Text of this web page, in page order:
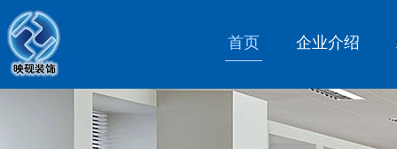
首页 企业介绍